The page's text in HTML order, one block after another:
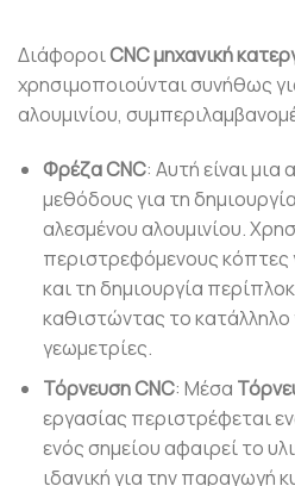
ΔιάφοροιCNC μηχανική
χρησιμοποιούνται συνήθως
αλουμινίου,
Φρέζα CNC: Αυτή είναι μια
μεθόδους για τη
αλεσμένου αλουμινίου.
περιστρεφόμενους κόπτες
και τη δημιουργία
καθιστώντας το κατάλληλο
γεωμετρίες.
Τόρνευση CNC: Μέσα
εργασίας περιστρέφεται
ενός σημείου αφαιρεί το
ιδανική για την παραγωγή